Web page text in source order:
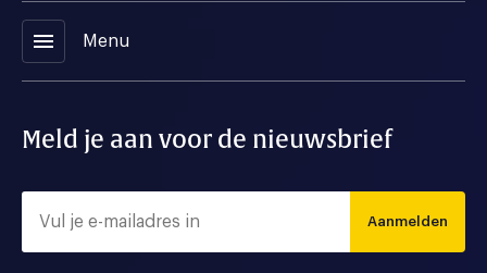
menu Menu
Meld je aan voor de nieuwsbrief
Aanmelden